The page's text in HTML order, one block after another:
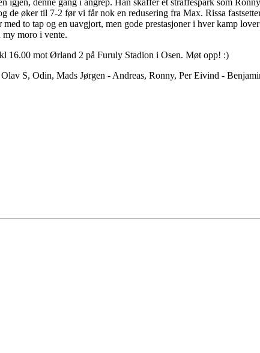
de øker til 7-2 før vi får nok en redusering fra Max. Rissa
med to tap og en uavgjort, men gode prestasjoner i hver kamp
my moro i vente.
16.00 mot Ørland 2 på Furuly Stadion i Osen. Møt opp! :)
S, Odin, Mads Jørgen - Andreas, Ronny, Per Eivind -